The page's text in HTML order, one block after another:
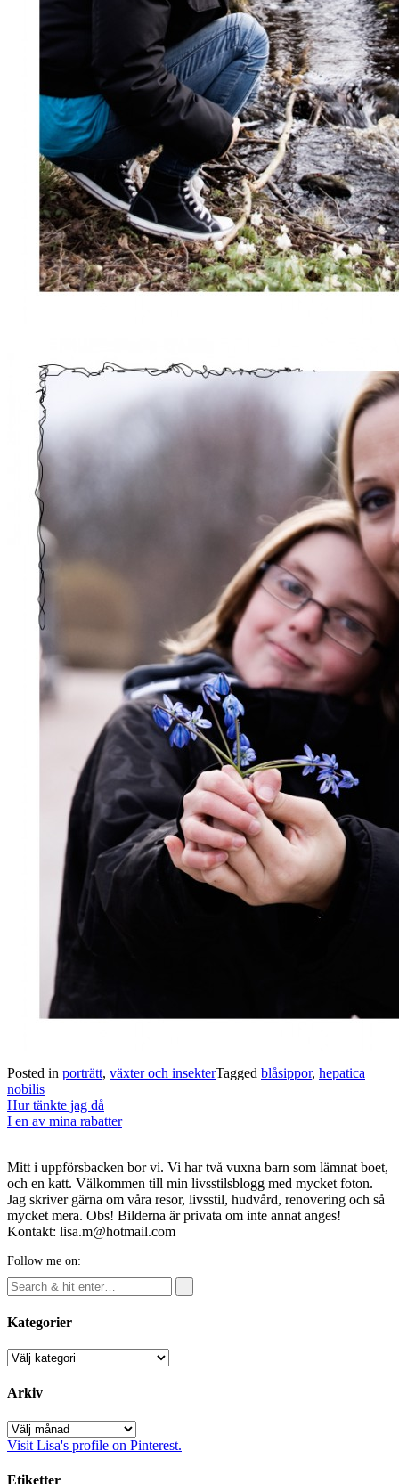
Posted in porträtt, växter och insekterTagged blåsippor, hepatica
nobilis
Post
navigation
Hur tänkte jag då
I en av mina rabatter
Mitt i uppförsbacken bor vi. Vi har två vuxna barn som lämnat boet,
och en katt. Välkommen till min livsstilsblogg med mycket foton.
Jag skriver gärna om våra resor, livsstil, hudvård, renovering och så
mycket mera. Obs! Bilderna är privata om inte annat anges!
Kontakt: lisa.m@hotmail.com
Follow me on:
Kategorier
Kategorier
Arkiv
Arkiv
Visit Lisa's profile on Pinterest.
Etiketter